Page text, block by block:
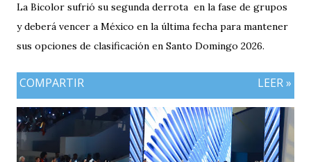
La Bicolor sufrió su segunda derrota en la fase de grupos
y deberá vencer a México en la última fecha para mantener
sus opciones de clasificación en Santo Domingo 2026.
COMPARTIR LEER »